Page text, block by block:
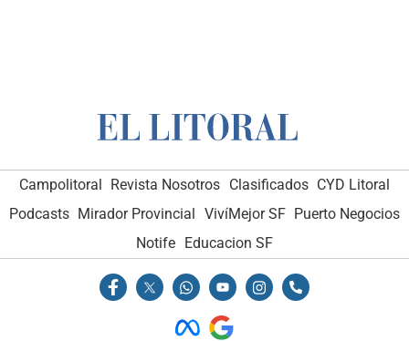
Campolitoral Revista Nosotros Clasificados CYD Litoral
Podcasts Mirador Provincial VivíMejor SF Puerto Negocios
Notife Educacion SF